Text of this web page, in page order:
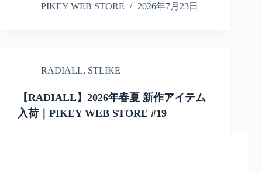
PIKEY WEB STORE
2026年7月23日
RADIALL, STLIKE
【RADIALL】2026年春夏 新作アイテム
入荷｜PIKEY WEB STORE #19